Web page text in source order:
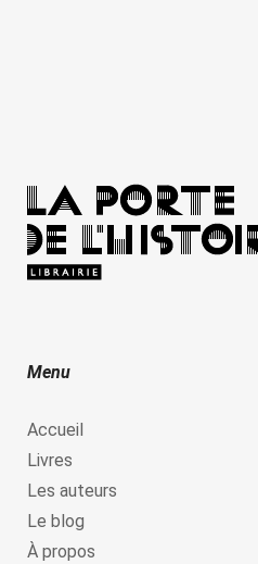
Menu
Accueil
Livres
Les auteurs
Le blog
À propos